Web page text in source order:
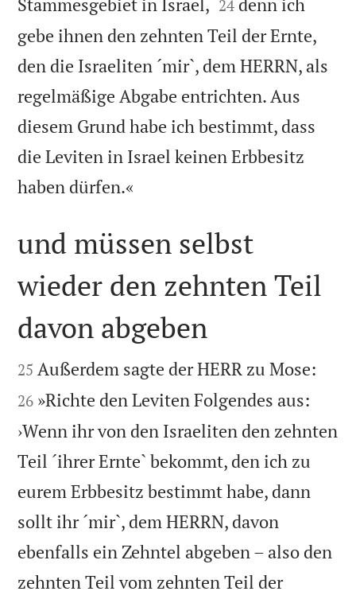
24
gebe ihnen den zehnten Teil der Ernte,
den die Israeliten ´mir`, dem HERRN, als
regelmäßige Abgabe entrichten. Aus
diesem Grund habe ich bestimmt, dass
die Leviten in Israel keinen Erbbesitz
haben dürfen.«

und müssen selbst
wieder den zehnten Teil
davon abgeben

25 Außerdem sagte der HERR zu Mose:
26 »Richte den Leviten Folgendes aus:
›Wenn ihr von den Israeliten den zehnten
Teil ´ihrer Ernte` bekommt, den ich zu
eurem Erbbesitz bestimmt habe, dann
sollt ihr ´mir`, dem HERRN, davon
ebenfalls ein Zehntel abgeben – also den
zehnten Teil vom zehnten Teil der